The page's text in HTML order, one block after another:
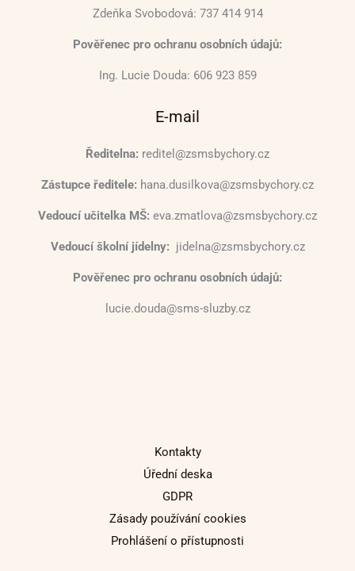
Zdeňka Svobodová: 737 414 914
Pověřenec pro ochranu osobních údajů:
Ing. Lucie Douda: 606 923 859
E-mail
Ředitelna: reditel@zsmsbychory.cz
Zástupce ředitele: hana.dusilkova@zsmsbychory.cz
Vedoucí učitelka MŠ: eva.zmatlova@zsmsbychory.cz
Vedoucí školní jídelny: jidelna@zsmsbychory.cz
Pověřenec pro ochranu osobních údajů:
lucie.douda@sms-sluzby.cz
Kontakty
Úřední deska
GDPR
Zásady používání cookies
Prohlášení o přístupnosti